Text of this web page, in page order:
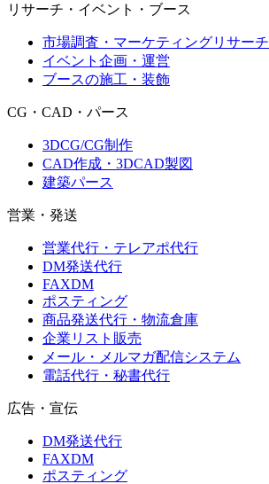
リサーチ・イベント・ブース
市場調査・マーケティングリサーチ
イベント企画・運営
ブースの施工・装飾
CG・CAD・パース
3DCG/CG制作
CAD作成・3DCAD製図
建築パース
営業・発送
営業代行・テレアポ代行
DM発送代行
FAXDM
ポスティング
商品発送代行・物流倉庫
企業リスト販売
メール・メルマガ配信システム
電話代行・秘書代行
広告・宣伝
DM発送代行
FAXDM
ポスティング